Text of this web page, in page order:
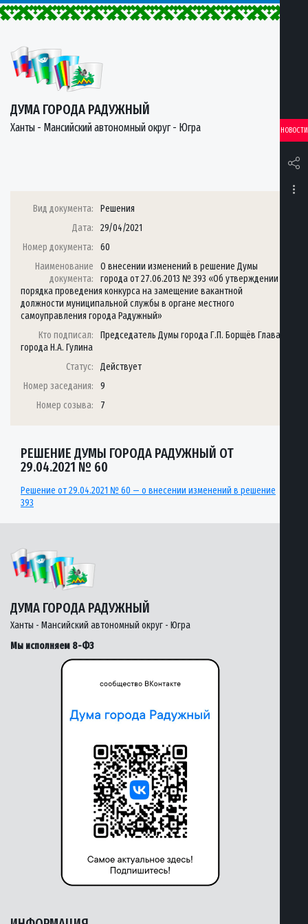
ДУМА ГОРОДА РАДУЖНЫЙ
Ханты - Мансийский автономный округ - Югра НОВОСТИ
Вид документа:
Решения
Дата:
29/04/2021
Номер документа:
60
Наименование
документа:
О внесении изменений в решение Думы
города от 27.06.2013 № 393 «Об утверждении
порядка проведения конкурса на замещение вакантной
должности муниципальной службы в органе местного
самоуправления города Радужный»
Кто подписал:
Председатель Думы города Г.П. Борщёв Глава
города Н.А. Гулина
Статус:
Действует
Номер заседания:
9
Номер созыва:
7
РЕШЕНИЕ ДУМЫ ГОРОДА РАДУЖНЫЙ ОТ
29.04.2021 № 60
Решение от 29.04.2021 № 60 — о внесении изменений в решение
393
ДУМА ГОРОДА РАДУЖНЫЙ
Ханты - Мансийский автономный округ - Югра
Мы исполняем 8-ФЗ